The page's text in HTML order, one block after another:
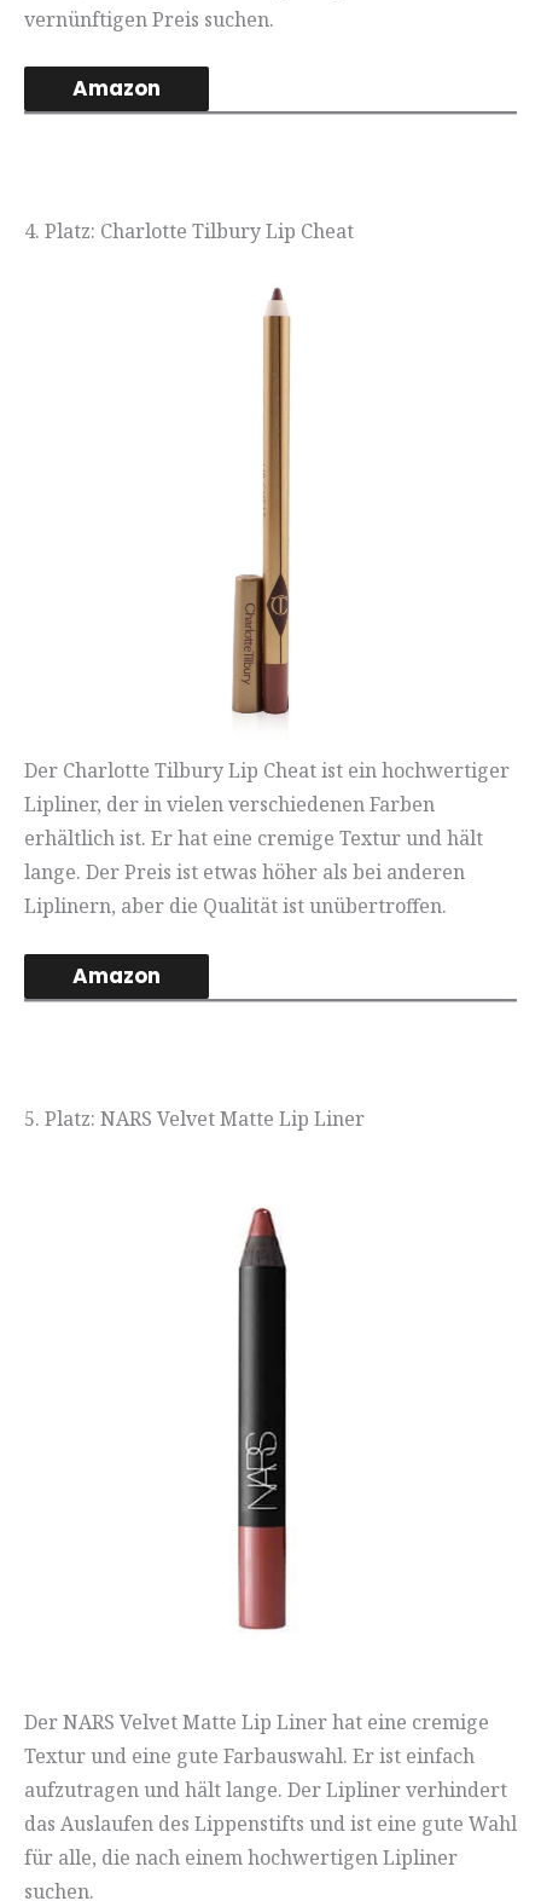
vernünftigen Preis suchen.
Amazon
4. Platz: Charlotte Tilbury Lip Cheat
Der Charlotte Tilbury Lip Cheat ist ein hochwertiger
Lipliner, der in vielen verschiedenen Farben
erhältlich ist. Er hat eine cremige Textur und hält
lange. Der Preis ist etwas höher als bei anderen
Liplinern, aber die Qualität ist unübertroffen.
Amazon
5. Platz: NARS Velvet Matte Lip Liner
Der NARS Velvet Matte Lip Liner hat eine cremige
Textur und eine gute Farbauswahl. Er ist einfach
aufzutragen und hält lange. Der Lipliner verhindert
das Auslaufen des Lippenstifts und ist eine gute Wahl
für alle, die nach einem hochwertigen Lipliner
suchen.